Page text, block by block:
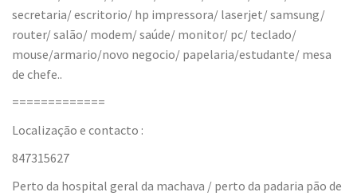
secretaria/ escritorio/ hp impressora/ laserjet/ samsung/
router/ salão/ modem/ saúde/ monitor/ pc/ teclado/
mouse/armario/novo negocio/ papelaria/estudante/ mesa
de chefe..
=============
Localização e contacto :
847315627
Perto da hospital geral da machava / perto da padaria pão de